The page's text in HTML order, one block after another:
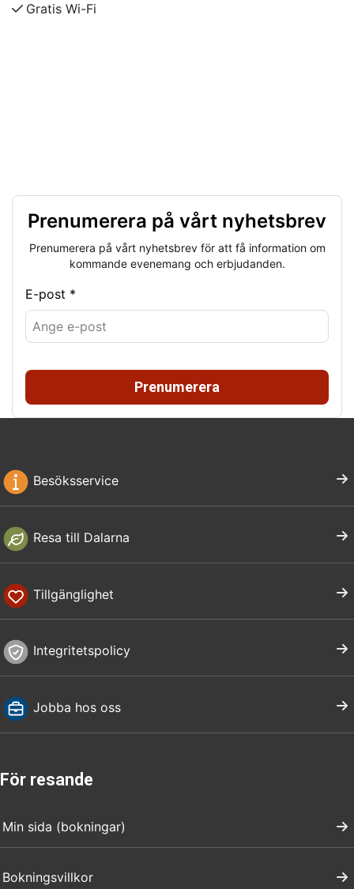
Gratis Wi-Fi
Prenumerera på vårt nyhetsbrev
Prenumerera på vårt nyhetsbrev för att få information om
kommande evenemang och erbjudanden.
E-post *
Prenumerera
Besöksservice
Resa till Dalarna
Tillgänglighet
Integritetspolicy
Jobba hos oss
För resande
Min sida (bokningar)
Bokningsvillkor